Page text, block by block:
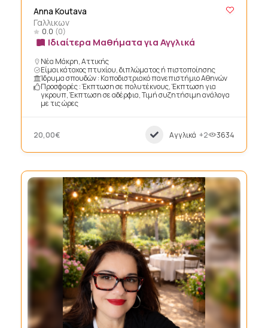
Anna Koutava
Γαλλικων
0.0 (0)
Ιδιαίτερα Μαθήματα για Αγγλικά
Νέα Μάκρη, Αττικής
Είμαι κάτοχος πτυχίου, διπλώματος ή πιστοποίησης
Ίδρυμα σπουδών : Καποδιστριακό πανεπιστήμιο Αθηνών
Προσφορές : Έκπτωση σε πολυτέκνους, Έκπτωση για
γκρουπ, Έκπτωση σε αδέρφια, Τιμή συζητήσιμη ανάλογα
με τις ώρες
20,00€ Αγγλικά +2 3634